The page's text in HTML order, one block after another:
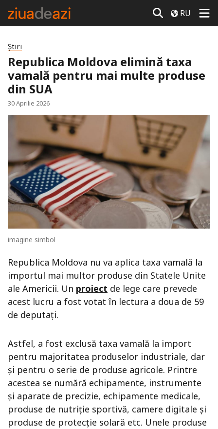
RU
Știri
Republica Moldova elimină taxa
vamală pentru mai multe produse
din SUA
30 Aprilie 2026
imagine simbol
Republica Moldova nu va aplica taxa vamală la
importul mai multor produse din Statele Unite
ale Americii. Un proiect de lege care prevede
acest lucru a fost votat în lectura a doua de 59
de deputați.
Astfel, a fost exclusă taxa vamală la import
pentru majoritatea produselor industriale, dar
și pentru o serie de produse agricole. Printre
acestea se numără echipamente, instrumente
și aparate de precizie, echipamente medicale,
produse de nutriție sportivă, camere digitale și
produse de protecție solară etc. Unele produse